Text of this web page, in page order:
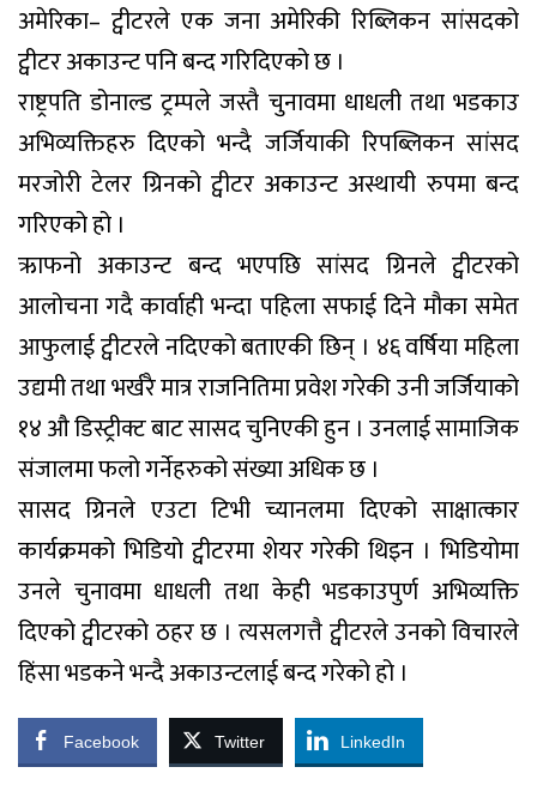
अमेरिका– ट्वीटरले एक जना अमेरिकी रिब्लिकन सांसदको
ट्वीटर अकाउन्ट पनि बन्द गरिदिएको छ ।
राष्ट्रपति डोनाल्ड ट्रम्पले जस्तै चुनावमा धाधली तथा भडकाउ
अभिव्यक्तिहरु दिएको भन्दै जर्जियाकी रिपब्लिकन सांसद
मरजोरी टेलर ग्रिनको ट्वीटर अकाउन्ट अस्थायी रुपमा बन्द
गरिएको हो ।
ऋाफनो अकाउन्ट बन्द भएपछि सांसद ग्रिनले ट्वीटरको
आलोचना गदै कार्वाही भन्दा पहिला सफाई दिने मौका समेत
आफुलाई ट्वीटरले नदिएको बताएकी छिन् । ४६ वर्षिया महिला
उद्यमी तथा भर्खरै मात्र राजनितिमा प्रवेश गरेकी उनी जर्जियाको
१४ औ डिस्ट्रीक्ट बाट सासद चुनिएकी हुन । उनलाई सामाजिक
संजालमा फलो गर्नेहरुको संख्या अधिक छ ।
सासद ग्रिनले एउटा टिभी च्यानलमा दिएको साक्षात्कार
कार्यक्रमको भिडियो ट्वीटरमा शेयर गरेकी थिइन । भिडियोमा
उनले चुनावमा धाधली तथा केही भडकाउपुर्ण अभिव्यक्ति
दिएको ट्वीटरको ठहर छ । त्यसलगत्तै ट्वीटरले उनको विचारले
हिंसा भडकने भन्दै अकाउन्टलाई बन्द गरेको हो ।
Facebook Twitter LinkedIn